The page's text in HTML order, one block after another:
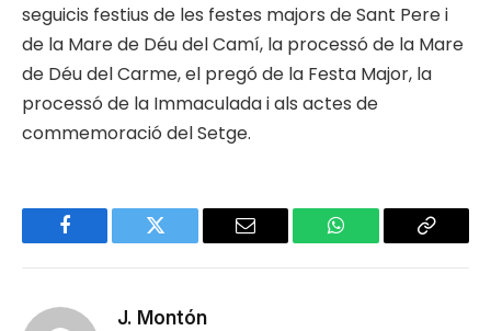
seguicis festius de les festes majors de Sant Pere i
de la Mare de Déu del Camí, la processó de la Mare
de Déu del Carme, el pregó de la Festa Major, la
processó de la Immaculada i als actes de
commemoració del Setge.
Facebook Twitter Email WhatsApp Copy
J. Montón